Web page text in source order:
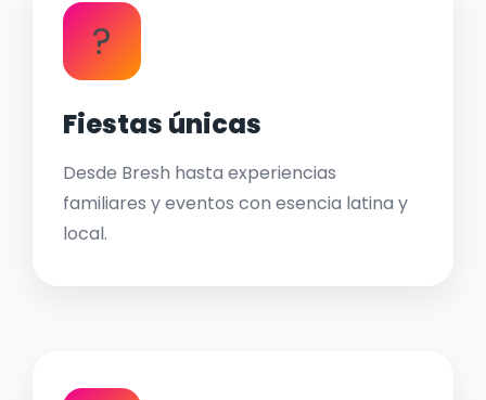
?
Fiestas únicas
Desde Bresh hasta experiencias
familiares y eventos con esencia latina y
local.